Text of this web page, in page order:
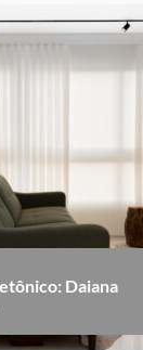
Daiana